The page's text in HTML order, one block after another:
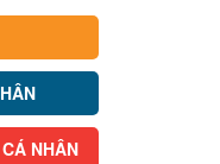
NHÂN